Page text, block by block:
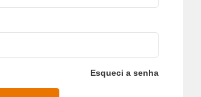
Esqueci a senha